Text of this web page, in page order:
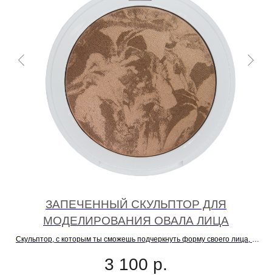
ЗАПЕЧЕННЫЙ СКУЛЬПТОР ДЛЯ
МОДЕЛИРОВАНИЯ ОВАЛА ЛИЦА
Скульптор, с которым ты сможешь подчеркнуть форму своего лица, а
3 100 р.